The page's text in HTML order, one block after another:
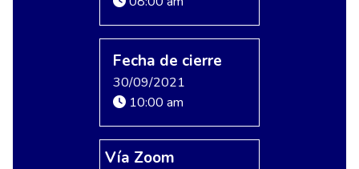
Fecha de cierre
30/09/2021
10:00 am
Vía Zoom